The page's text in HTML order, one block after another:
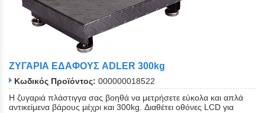
ΖΥΓΑΡΙΑ ΕΔΑΦΟΥΣ ADLER 300kg
Κωδικός Προϊόντος: 000000018522
Η ζυγαριά πλάστιγγα σας βοηθά να μετρήσετε εύκολα και απλά
αντικείμενα βάρους μέχρι και 300kg. Διαθέτει οθόνες LCD για